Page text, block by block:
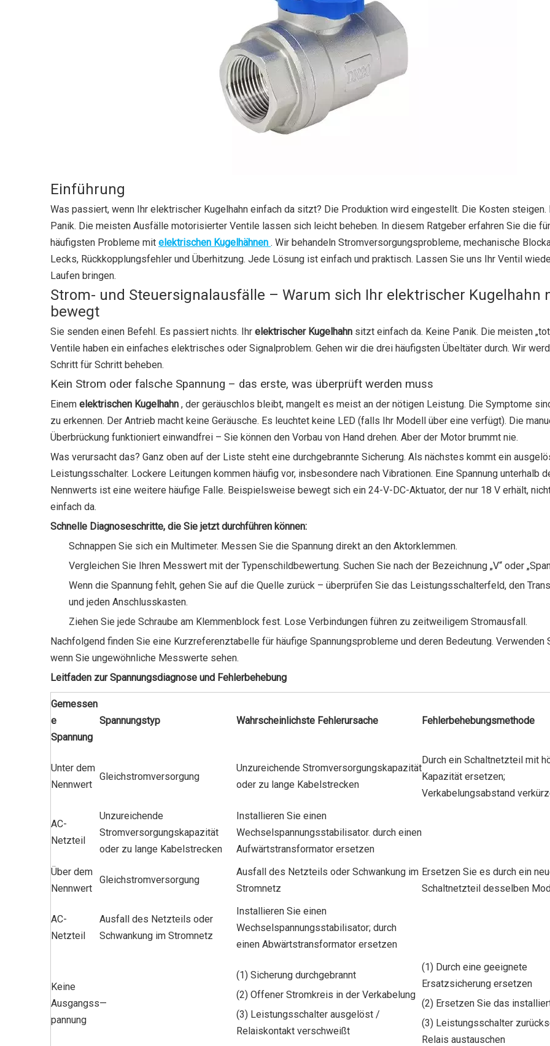
Einführung
Was passiert, wenn Ihr elektrischer Kugelhahn einfach da sitzt? Die Produktion wird eingestellt. Die Kosten steigen.
Panik. Die meisten Ausfälle motorisierter Ventile lassen sich leicht beheben. In diesem Ratgeber erfahren Sie die
häufigsten Probleme mit elektrischen Kugelhähnen . Wir behandeln Stromversorgungsprobleme, mechanische
Lecks, Rückkopplungsfehler und Überhitzung. Jede Lösung ist einfach und praktisch. Lassen Sie uns Ihr Ventil
Laufen bringen.
Strom- und Steuersignalausfälle – Warum sich Ihr elektrischer Kugelhahn
bewegt
Sie senden einen Befehl. Es passiert nichts. Ihr elektrischer Kugelhahn sitzt einfach da. Keine Panik. Die meisten
Ventile haben ein einfaches elektrisches oder Signalproblem. Gehen wir die drei häufigsten Übeltäter durch. Wir
Schritt für Schritt beheben.
Kein Strom oder falsche Spannung – das erste, was überprüft werden muss
Einem elektrischen Kugelhahn , der geräuschlos bleibt, mangelt es meist an der nötigen Leistung. Die Symptome
zu erkennen. Der Antrieb macht keine Geräusche. Es leuchtet keine LED (falls Ihr Modell über eine verfügt). Die
Überbrückung funktioniert einwandfrei – Sie können den Vorbau von Hand drehen. Aber der Motor brummt nie.
Was verursacht das? Ganz oben auf der Liste steht eine durchgebrannte Sicherung. Als nächstes kommt ein
Leistungsschalter. Lockere Leitungen kommen häufig vor, insbesondere nach Vibrationen. Eine Spannung unterhalb
Nennwerts ist eine weitere häufige Falle. Beispielsweise bewegt sich ein 24-V-DC-Aktuator, der nur 18 V erhält,
einfach da.
Schnelle Diagnoseschritte, die Sie jetzt durchführen können:
Schnappen Sie sich ein Multimeter. Messen Sie die Spannung direkt an den Aktorklemmen.
Vergleichen Sie Ihren Messwert mit der Typenschildbewertung. Suchen Sie nach der Bezeichnung „V“ oder
Wenn die Spannung fehlt, gehen Sie auf die Quelle zurück – überprüfen Sie das Leistungsschalterfeld, den
und jeden Anschlusskasten.
Ziehen Sie jede Schraube am Klemmenblock fest. Lose Verbindungen führen zu zeitweiligem Stromausfall.
Nachfolgend finden Sie eine Kurzreferenztabelle für häufige Spannungsprobleme und deren Bedeutung. Verwenden
wenn Sie ungewöhnliche Messwerte sehen.
Leitfaden zur Spannungsdiagnose und Fehlerbehebung
Gemessen
e
Spannung
Spannungstyp Wahrscheinlichste Fehlerursache Fehlerbehebungsmethode
Unter dem
Nennwert
Gleichstromversorgung
Unzureichende Stromversorgungskapazität
oder zu lange Kabelstrecken
Durch ein Schaltnetzteil mit
Kapazität ersetzen;
Verkabelungsabstand
AC-
Netzteil
Unzureichende
Stromversorgungskapazität
oder zu lange Kabelstrecken
Installieren Sie einen
Wechselspannungsstabilisator. durch einen
Aufwärtstransformator ersetzen
Über dem
Nennwert
Gleichstromversorgung
Ausfall des Netzteils oder Schwankung im
Stromnetz
Ersetzen Sie es durch ein
Schaltnetzteil desselben
AC-
Netzteil
Ausfall des Netzteils oder
Schwankung im Stromnetz
Installieren Sie einen
Wechselspannungsstabilisator; durch
einen Abwärtstransformator ersetzen
Keine
Ausgangss
pannung
—
(1) Sicherung durchgebrannt
(2) Offener Stromkreis in der Verkabelung
(3) Leistungsschalter ausgelöst /
Relaiskontakt verschweißt
(1) Durch eine geeignete
Ersatzsicherung ersetzen
(2) Ersetzen Sie das
(3) Leistungsschalter
Relais austauschen